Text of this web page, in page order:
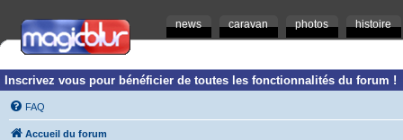
news caravan photos histoire
Inscrivez vous pour bénéficier de toutes les fonctionnalités du forum !
FAQ
Accueil du forum